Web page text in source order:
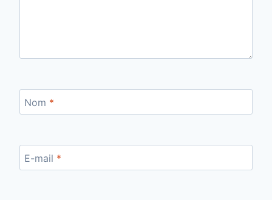
Nom *
E-mail *